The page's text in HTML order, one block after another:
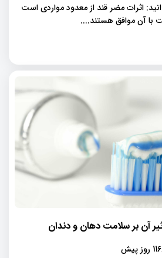
اثرات مضر قند از معدود مواردی است
با آن موافق هستند....
آن بر سلامت دهان و دندان
پیش